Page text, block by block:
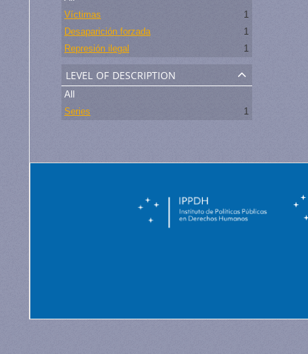
Víctimas
1
Desaparición forzada
1
Represión ilegal
1
level of description
All
Series
1